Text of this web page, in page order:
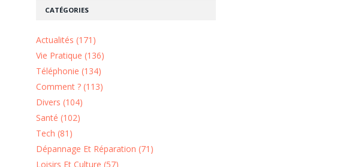
CATÉGORIES
Actualités (171)
Vie Pratique (136)
Téléphonie (134)
Comment ? (113)
Divers (104)
Santé (102)
Tech (81)
Dépannage Et Réparation (71)
Loisirs Et Culture (57)